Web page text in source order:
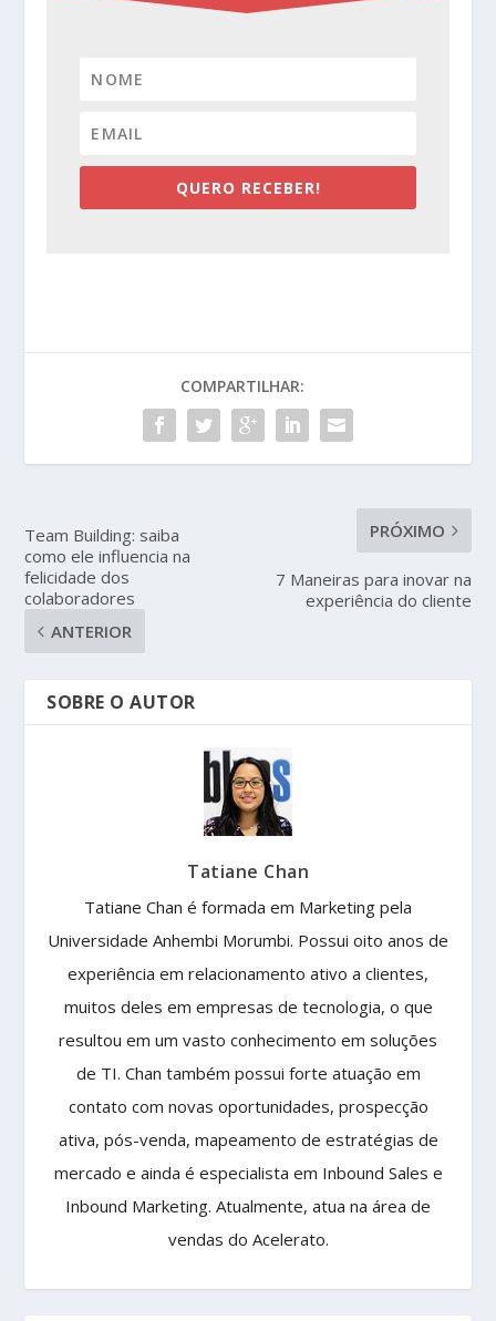
QUERO RECEBER!
COMPARTILHAR:
Team Building: saiba
como ele influencia na
felicidade dos
colaboradores
ANTERIOR
PRÓXIMO
7 Maneiras para inovar na
experiência do cliente
SOBRE O AUTOR
Tatiane Chan
Tatiane Chan é formada em Marketing pela
Universidade Anhembi Morumbi. Possui oito anos de
experiência em relacionamento ativo a clientes,
muitos deles em empresas de tecnologia, o que
resultou em um vasto conhecimento em soluções
de TI. Chan também possui forte atuação em
contato com novas oportunidades, prospecção
ativa, pós-venda, mapeamento de estratégias de
mercado e ainda é especialista em Inbound Sales e
Inbound Marketing. Atualmente, atua na área de
vendas do Acelerato.